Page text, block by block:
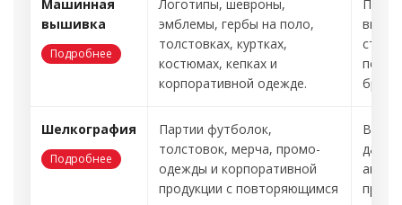
Машинная
вышивка
Подробнее
Логотипы, шевроны,
эмблемы, гербы на поло,
толстовках, куртках,
костюмах, кепках и
корпоративной одежде.
Шелкография
Подробнее
Партии футболок,
толстовок, мерча, промо-
одежды и корпоративной
продукции с повторяющимся
дает
при